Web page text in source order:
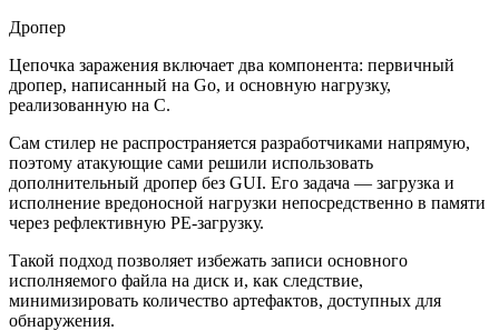
Дропер
Цепочка заражения включает два компонента: первичный
дропер, написанный на Go, и основную нагрузку,
реализованную на C.
Сам стилер не распространяется разработчиками напрямую,
поэтому атакующие сами решили использовать
дополнительный дропер без GUI. Его задача — загрузка и
исполнение вредоносной нагрузки непосредственно в памяти
через рефлективную PE-загрузку.
Такой подход позволяет избежать записи основного
исполняемого файла на диск и, как следствие,
минимизировать количество артефактов, доступных для
обнаружения.